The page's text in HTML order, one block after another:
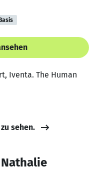
Iventa. The Human
sehen.